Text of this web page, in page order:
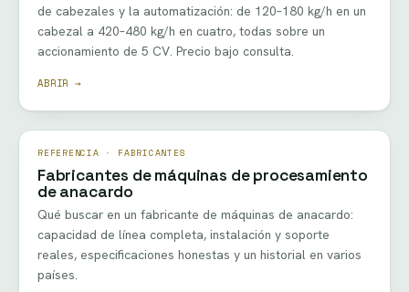
de cabezales y la automatización: de 120–180 kg/h en un
cabezal a 420–480 kg/h en cuatro, todas sobre un
accionamiento de 5 CV. Precio bajo consulta.
ABRIR →
REFERENCIA · FABRICANTES
Fabricantes de máquinas de procesamiento
de anacardo
Qué buscar en un fabricante de máquinas de anacardo:
capacidad de línea completa, instalación y soporte
reales, especificaciones honestas y un historial en varios
países.